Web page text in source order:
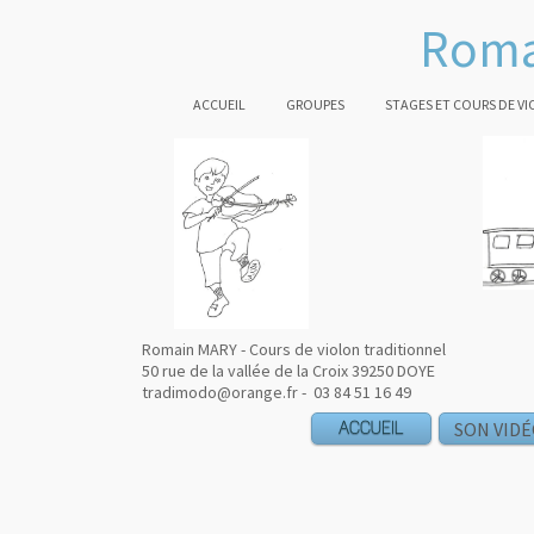
ACCUEIL GROUPES STAGES ET COURS DE
SON
Romain MARY - Cours de violon traditionnel
50 rue de la vallée de la Croix 39250 DOYE
tradimodo@orange.fr - 03 84 51 16 49
ACCUEIL